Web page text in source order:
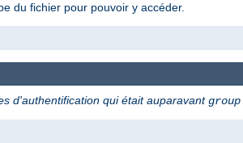
du fichier pour pouvoir y accéder.
d'authentification qui était auparavantgroup